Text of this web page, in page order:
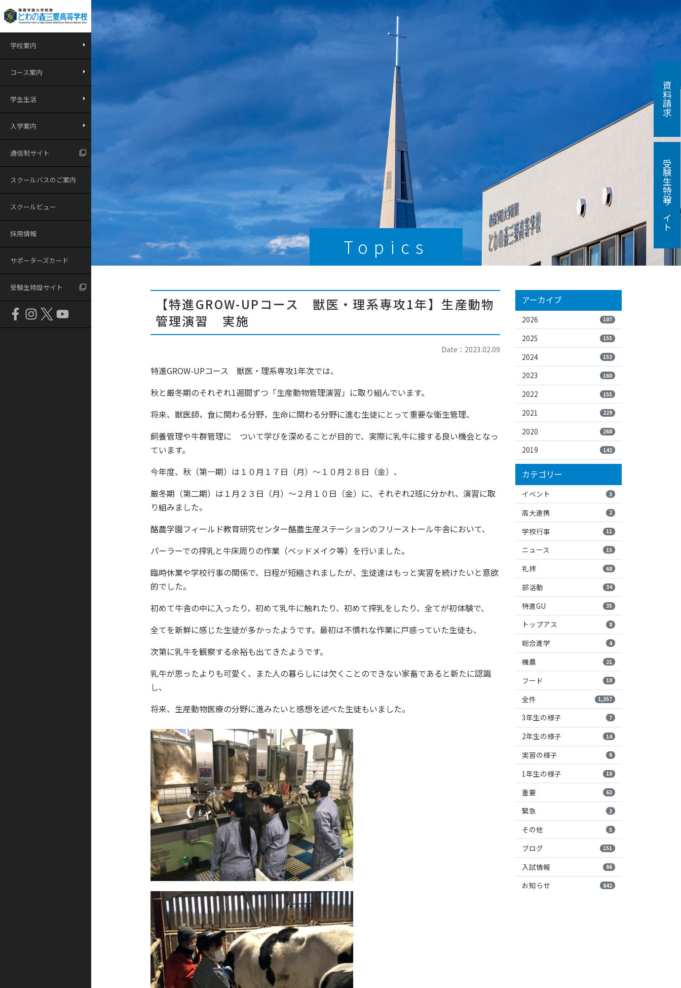
学校案内
コース案内
学生生活
入学案内
通信制サイト
スクールバスのご案内
スクールビュー
採用情報
サポーターズカード
受験生特設サイト
Topics
【特進GROW-UPコース 獣医・理系専攻1年】生産動物
管理演習 実施
Date：2023.02.09
特進GROW-UPコース 獣医・理系専攻1年次では、
秋と厳冬期のそれぞれ1週間ずつ「生産動物管理演習」に取り組んでいます。
将来、獣医師，食に関わる分野，生命に関わる分野に進む生徒にとって重要な衛生管理、
飼養管理や牛群管理に ついて学びを深めることが目的で、実際に乳牛に接する良い機会となっ
ています。
今年度、秋（第一期）は１０月１７日（月）～１０月２８日（金）、
厳冬期（第二期）は１月２３日（月）～２月１０日（金）に、それぞれ2班に分かれ、演習に取
り組みました。
酪農学園フィールド教育研究センター酪農生産ステーションのフリーストール牛舎において、
パーラーでの搾乳と牛床周りの作業（ベッドメイク等）を行いました。
臨時休業や学校行事の関係で、日程が短縮されましたが、生徒達はもっと実習を続けたいと意欲
的でした。
初めて牛舎の中に入ったり、初めて乳牛に触れたり、初めて搾乳をしたり、全てが初体験で、
全てを新鮮に感じた生徒が多かったようです。最初は不慣れな作業に戸惑っていた生徒も、
次第に乳牛を観察する余裕も出てきたようです。
乳牛が思ったよりも可愛く、また人の暮らしには欠くことのできない家畜であると新たに認識
し、
将来、生産動物医療の分野に進みたいと感想を述べた生徒もいました。
アーカイブ
2026 107
2025 155
2024 153
2023 160
2022 155
2021 229
2020 268
2019 142
カテゴリー
イベント 3
高大連携 2
学校行事 11
ニュース 15
礼拝 68
部活動 34
特進GU 35
トップアス 8
総合進学 4
機農 21
フード 10
全件 1,357
3年生の様子 7
2年生の様子 14
実習の様子 6
1年生の様子 10
重要 63
緊急 3
その他 5
ブログ 151
入試情報 66
お知らせ 842
資料請求
受験生特設サイト